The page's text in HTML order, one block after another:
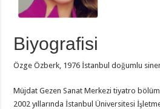
Biyografisi
Özge Özberk, 1976 İstanbul doğumlu
Müjdat Gezen Sanat Merkezi tiyatro
2002 yıllarında İstanbul Üniversitesi